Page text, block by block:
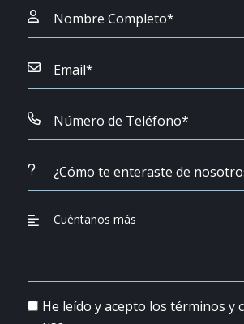
He leído y acepto los términos y